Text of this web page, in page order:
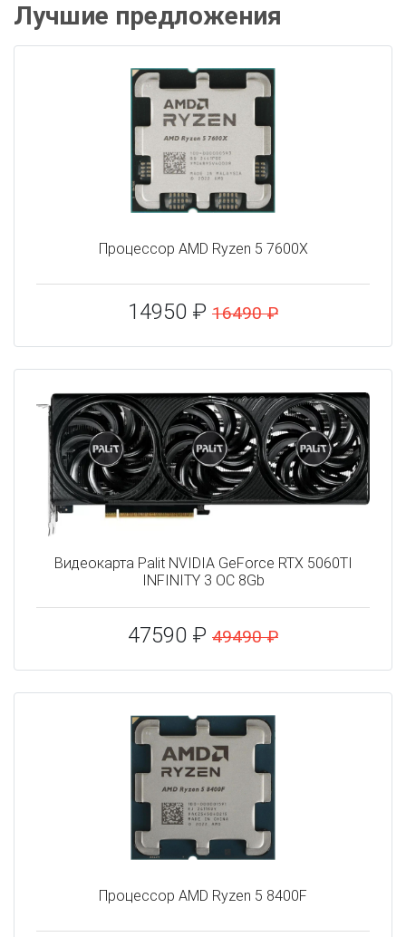
Лучшие предложения
Процессор AMD Ryzen 5 7600X
14950 ₽ 16490 ₽
Видеокарта Palit NVIDIA GeForce RTX 5060TI
INFINITY 3 OC 8Gb
47590 ₽ 49490 ₽
Процессор AMD Ryzen 5 8400F